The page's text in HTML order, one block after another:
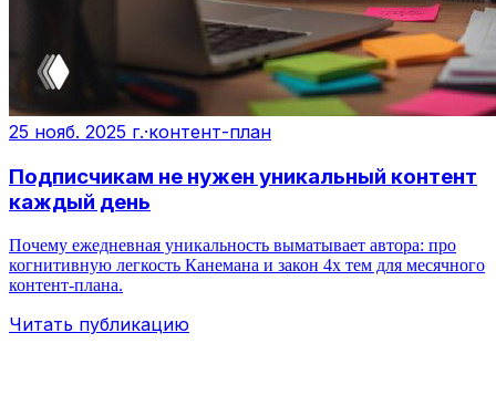
25 нояб. 2025 г.·контент-план
Подписчикам не нужен уникальный контент
каждый день
Почему ежедневная уникальность выматывает автора: про
когнитивную легкость Канемана и закон 4х тем для месячного
контент-плана.
Читать публикацию